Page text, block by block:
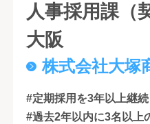
人事採用課（
大阪
株式会社大塚
#定期採用を3年以上継続
#過去2年以内に3名以上